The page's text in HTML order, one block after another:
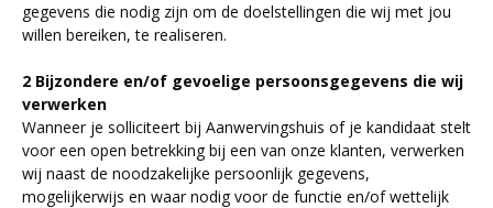
gegevens die nodig zijn om de doelstellingen die wij met jou
willen bereiken, te realiseren.
2 Bijzondere en/of gevoelige persoonsgegevens die wij
verwerken
Wanneer je solliciteert bij Aanwervingshuis of je kandidaat stelt
voor een open betrekking bij een van onze klanten, verwerken
wij naast de noodzakelijke persoonlijk gegevens,
mogelijkerwijs en waar nodig voor de functie en/of wettelijk